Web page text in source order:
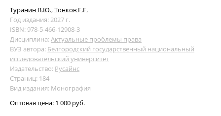
Туранин В.Ю., Тонков Е.Е.
Год издания: 2027 г.
ISBN: 978-5-466-12908-3
Дисциплина:Актуальные проблемы права
ВУЗ автора: Белгородский государственный национальный
исследовательский университет
Издательство: Русайнс
Страниц: 184
Вид издания: Монография
Оптовая цена: 1 000 руб.